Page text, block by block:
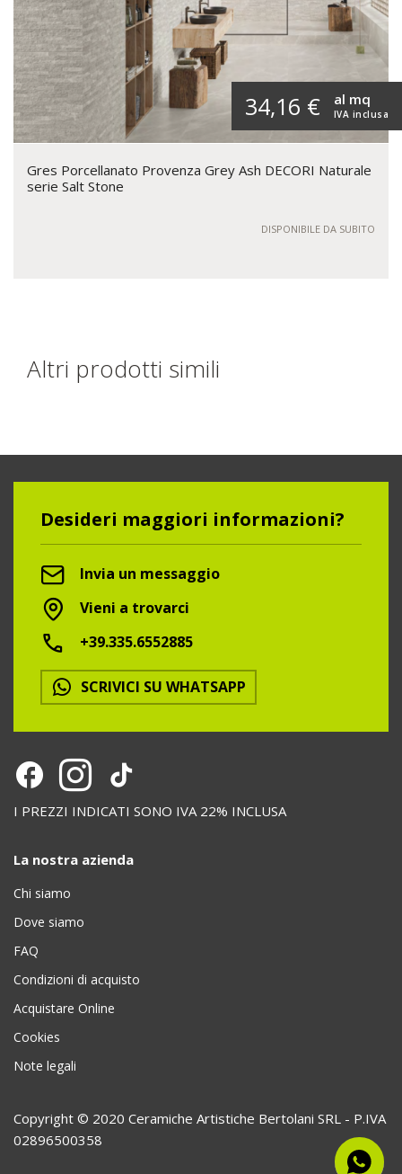
34,16 € IVA inclusa
al mq
Gres Porcellanato Provenza Grey Ash DECORI Naturale
serie Salt Stone
DISPONIBILE DA SUBITO
Altri prodotti simili
Desideri maggiori informazioni?
Invia un messaggio
Vieni a trovarci
+39.335.6552885
SCRIVICI SU WHATSAPP
I PREZZI INDICATI SONO IVA 22% INCLUSA
La nostra azienda
Chi siamo
Dove siamo
FAQ
Condizioni di acquisto
Acquistare Online
Cookies
Note legali
Copyright © 2020 Ceramiche Artistiche Bertolani SRL - P.IVA
02896500358